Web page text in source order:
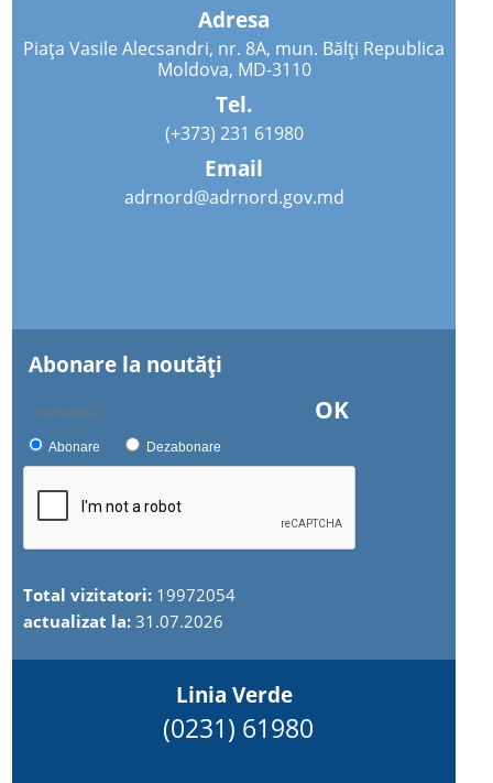
Adresa
Piața Vasile Alecsandri, nr. 8A, mun. Bălți Republica
Moldova, MD-3110
Tel.
(+373) 231 61980
Email
adrnord@adrnord.gov.md
Abonare la noutăţi
OK
Abonare Dezabonare
Total vizitatori: 19972054
actualizat la:31.07.2026
Linia Verde
(0231) 61980